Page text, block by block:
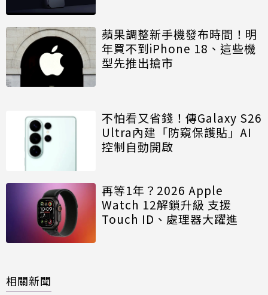
蘋果調整新手機發布時間！明
年買不到iPhone 18、這些機
型先推出搶市
不怕看又省錢！傳Galaxy S26
Ultra內建「防窺保護貼」AI
控制自動開啟
再等1年？2026 Apple
Watch 12解鎖升級 支援
Touch ID、處理器大躍進
相關新聞